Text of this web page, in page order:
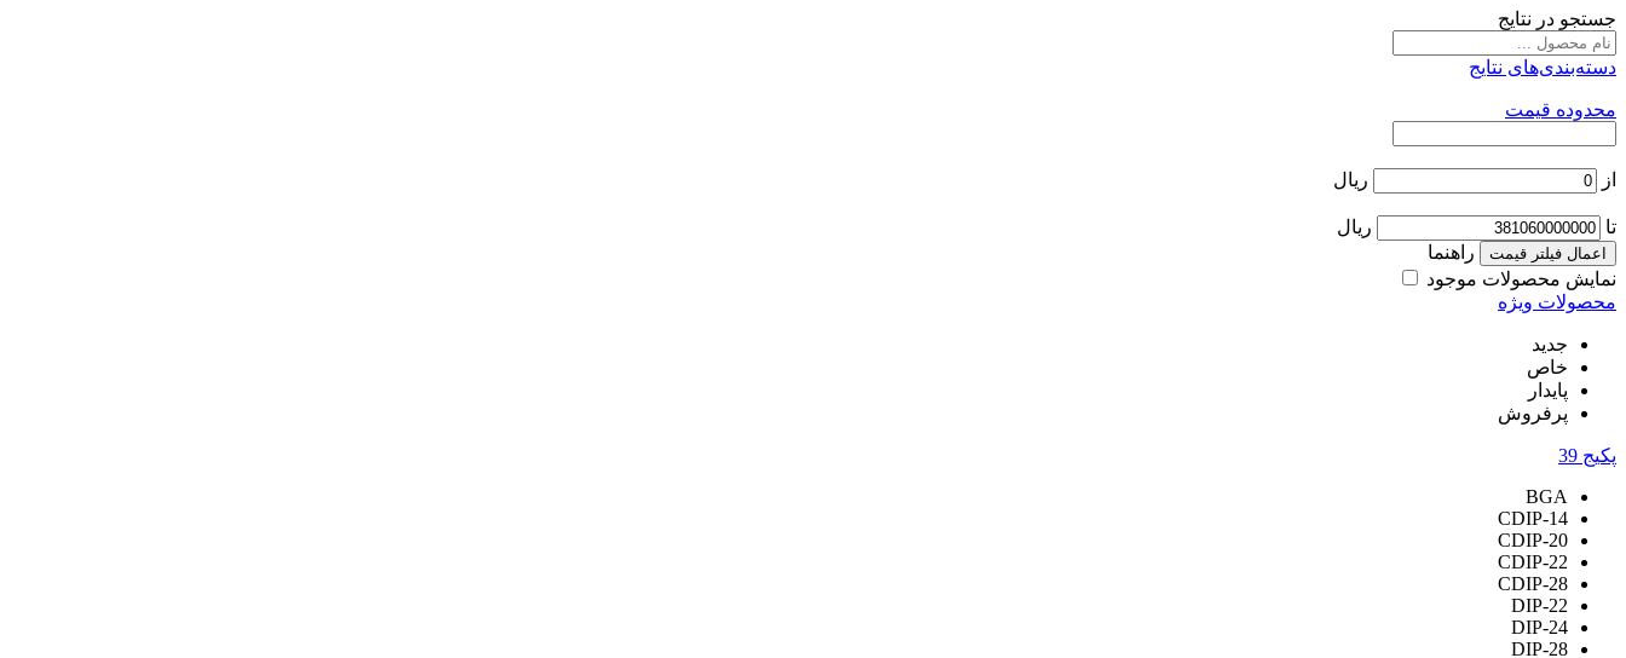
جستجو در نتایج
دسته‌بندی‌های نتایج
محدوده قیمت
از ریال
تا ریال
اعمال فیلتر قیمت
راهنما
نمایش محصولات موجود
محصولات ویژه
جدید
خاص
پایدار
پرفروش
پکیج 39
BGA
CDIP-14
CDIP-20
CDIP-22
CDIP-28
DIP-22
DIP-24
DIP-28